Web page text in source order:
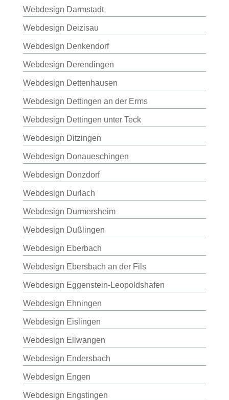
Webdesign Darmstadt
Webdesign Deizisau
Webdesign Denkendorf
Webdesign Derendingen
Webdesign Dettenhausen
Webdesign Dettingen an der Erms
Webdesign Dettingen unter Teck
Webdesign Ditzingen
Webdesign Donaueschingen
Webdesign Donzdorf
Webdesign Durlach
Webdesign Durmersheim
Webdesign Dußlingen
Webdesign Eberbach
Webdesign Ebersbach an der Fils
Webdesign Eggenstein-Leopoldshafen
Webdesign Ehningen
Webdesign Eislingen
Webdesign Ellwangen
Webdesign Endersbach
Webdesign Engen
Webdesign Engstingen